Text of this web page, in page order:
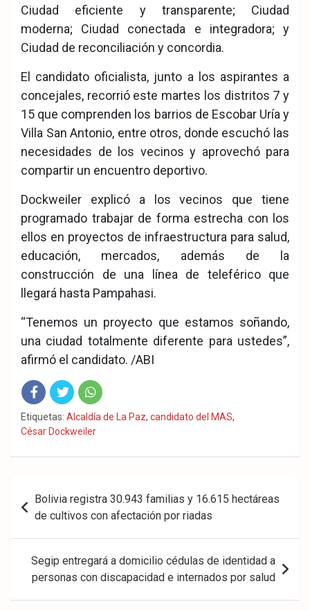
Ciudad eficiente y transparente; Ciudad
moderna; Ciudad conectada e integradora; y
Ciudad de reconciliación y concordia.
El candidato oficialista, junto a los aspirantes a
concejales, recorrió este martes los distritos 7 y
15 que comprenden los barrios de Escobar Uría y
Villa San Antonio, entre otros, donde escuchó las
necesidades de los vecinos y aprovechó para
compartir un encuentro deportivo.
Dockweiler explicó a los vecinos que tiene
programado trabajar de forma estrecha con los
ellos en proyectos de infraestructura para salud,
educación, mercados, además de la
construcción de una línea de teleférico que
llegará hasta Pampahasi.
“Tenemos un proyecto que estamos soñando,
una ciudad totalmente diferente para ustedes”,
afirmó el candidato. /ABI
Fac Twit Wha
Etiquetas: Alcaldía de La Paz, candidato del MAS,
César Dockweiler
Navegación
de
entradas
Bolivia registra 30.943 familias y 16.615 hectáreas
de cultivos con afectación por riadas
Segip entregará a domicilio cédulas de identidad a
personas con discapacidad e internados por salud